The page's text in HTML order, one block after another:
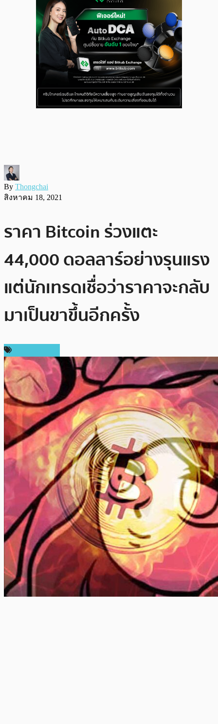
By Thongchai
สิงหาคม 18, 2021
ราคา Bitcoin ร่วงแตะ
44,000 ดอลลาร์อย่างรุนแรง
แต่นักเทรดเชื่อว่าราคาจะกลับ
มาเป็นขาขึ้นอีกครั้ง